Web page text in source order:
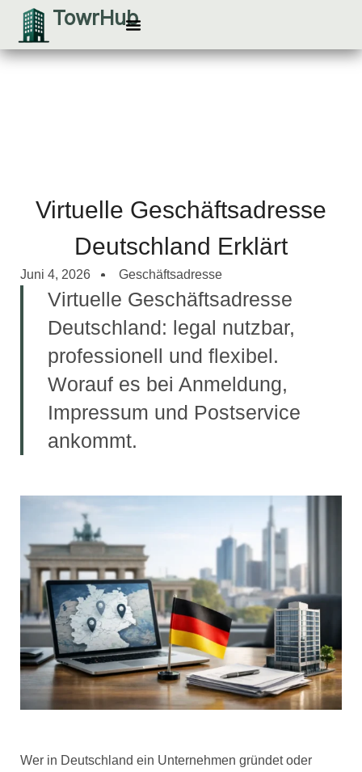
Zum
Inhalt
springen
TowrHub
Virtuelle Geschäftsadresse
Deutschland Erklärt
Juni 4, 2026 Geschäftsadresse
Virtuelle Geschäftsadresse
Deutschland: legal nutzbar,
professionell und flexibel.
Worauf es bei Anmeldung,
Impressum und Postservice
ankommt.
Wer in Deutschland ein Unternehmen gründet oder